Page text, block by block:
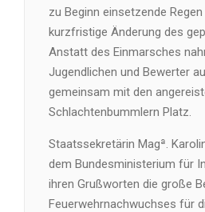
zu Beginn einsetzende
kurzfristige Änderung des
Anstatt des Einmarsches
Jugendlichen und Bewerter
gemeinsam mit den
Schlachtenbummlern Platz.
Staatssekretärin Magª.
dem Bundesministerium für
ihren Grußworten die große
Feuerwehrnachwuchses für